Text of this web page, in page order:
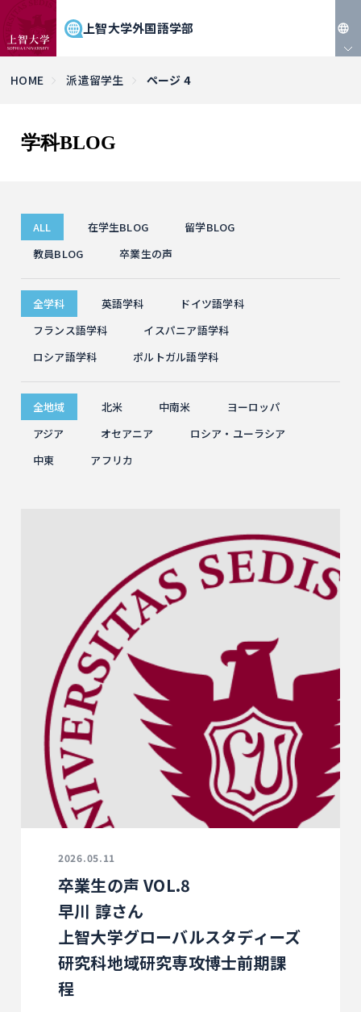
上智大学外国語学部
HOME 派遣留学生 ページ 4
学科BLOG
ALL 在学生BLOG
留学BLOG
教員BLOG
卒業生の声
全学科 英語学科
ドイツ語学科
フランス語学科
イスパニア語学科
ロシア語学科
ポルトガル語学科
全地域 北米 中南米
ヨーロッパ
アジア
オセアニア
ロシア・ユーラシア
中東
アフリカ
2026.05.11
卒業生の声 VOL.8
早川 諄さん
上智大学グローバルスタディーズ
研究科地域研究専攻博士前期課
程